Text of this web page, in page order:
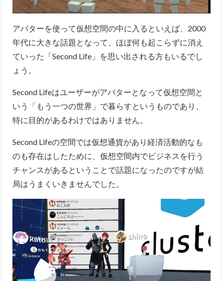
アバターを使って仮想空間の中に入るといえば、2000
年代に大きな話題となって、ほぼ何も起こらずに消え
ていった「Second Life」を思い出される方もいるでし
ょう。
Second Lifeはユーザーがアバターとなって仮想空間と
いう「もう一つの世界」で暮らすというものであり、
特に目的があるわけではありません。
Second Lifeの空間では仮想通貨があり経済活動的なも
のも存在はしたために、仮想空間内でビジネスを行う
チャンスがあるということで話題になったのですが結
局はうまくいきませんでした。